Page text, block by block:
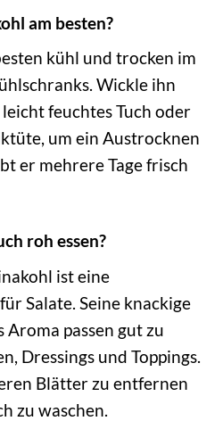
am besten?
kühl und trocken im
Wickle ihn
feuchtes Tuch oder
um ein Austrocknen
er mehrere Tage frisch
roh essen?
ist eine
Salate. Seine knackige
Aroma passen gut zu
Dressings und Toppings.
Blätter zu entfernen
zu waschen.